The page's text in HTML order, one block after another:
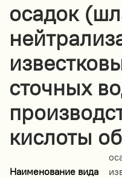
осадок
сточных
кислоты
Наименование вида